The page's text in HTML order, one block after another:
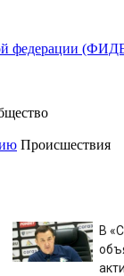
федерации
Происшествия
В